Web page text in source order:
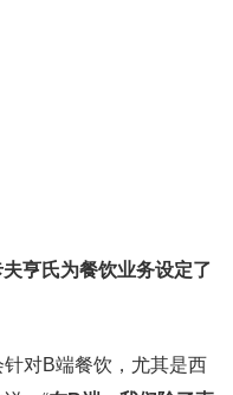
亨氏为餐饮业务设定了
对B端餐饮，尤其是西